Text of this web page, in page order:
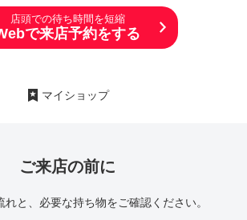
店頭での待ち時間を短縮
で来店予約をする
マイショップ
ご来店の前に
れと、必要な持ち物をご確認ください。